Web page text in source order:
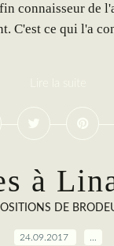
connaisseur de
C'est ce qui l'a
à
DE
24.09.2017